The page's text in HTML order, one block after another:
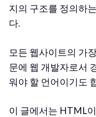
지의 구조를 정의하
다.
모든 웹사이트의 가
문에 웹 개발자로서
워야 할 언어이기도
이 글에서는 HTML